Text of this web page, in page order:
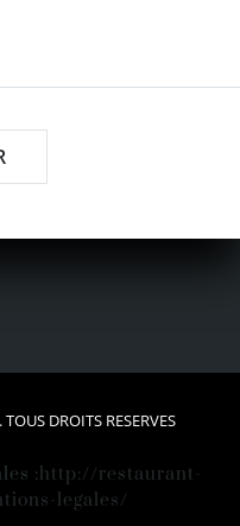
DROITS RESERVES
: http://restaurant-
legales/